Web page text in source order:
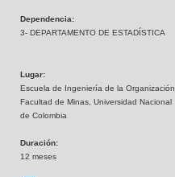
Dependencia:
3- DEPARTAMENTO DE ESTADÍSTICA
Lugar:
Escuela de Ingeniería de la Organización,
Facultad de Minas, Universidad Nacional
de Colombia
Duración:
12 meses